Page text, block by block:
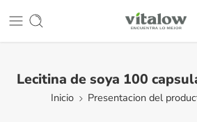
Lecitina de soya 100
Inicio Presentacion del